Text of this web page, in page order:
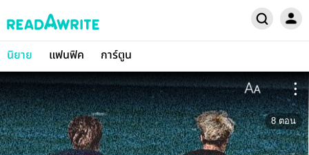
นิยาย แฟนฟิค การ์ตูน
8 ตอน